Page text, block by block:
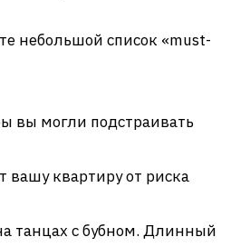
небольшой список «must-
вы могли подстраивать
вашу квартиру от риска
танцах с бубном. Длинный